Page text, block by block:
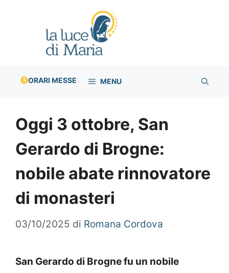
ORARI MESSE MENU
Oggi 3 ottobre, San
Gerardo di Brogne:
nobile abate rinnovatore
di monasteri
03/10/2025 di Romana Cordova
San Gerardo di Brogne fu un nobile